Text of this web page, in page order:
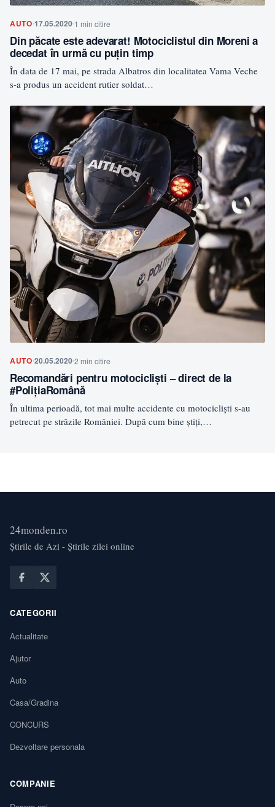
AUTO 17.05.20201 min citire
Din păcate este adevarat! Motociclistul din Moreni a
decedat în urmă cu puțin timp
În data de 17 mai, pe strada Albatros din localitatea Vama Veche
s-a produs un accident rutier soldat…
AUTO 20.05.20202 min citire
Recomandări pentru motocicliști – direct de la
#PolițiaRomână
În ultima perioadă, tot mai multe accidente cu motocicliști s-au
petrecut pe străzile României. După cum bine știți,…
24monden.ro
Știrile de Azi - Știrile zilei online
CATEGORII
Actualitate
Ajutor
Auto
Casa/Gradina
CONCURS
Dezvoltare personala
COMPANIE